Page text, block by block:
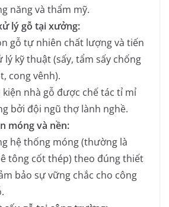
năng và thẩm mỹ.
lý gỗ tại xưởng:
gỗ tự nhiên chất lượng và tiến
lý kỹ thuật (sấy, tẩm sấy chống
cong vênh).
kiện nhà gỗ được chế tác tỉ mỉ
bởi đội ngũ thợ lành nghề.
móng và nền:
hệ thống móng (thường là
tông cốt thép) theo đúng thiết
bảo sự vững chắc cho công